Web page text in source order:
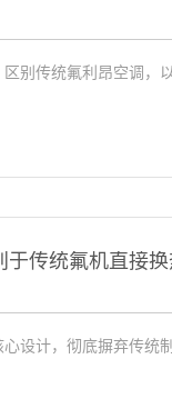
传统氟利昂空调，
于传统氟机直接
计，彻底摒弃传统